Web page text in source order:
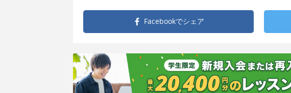
Facebookでシェア